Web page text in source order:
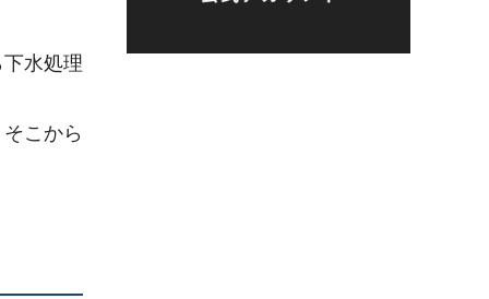
水処理
こから